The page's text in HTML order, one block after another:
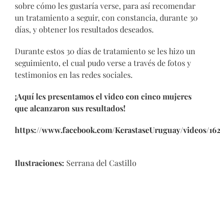
sobre cómo les gustaría verse, para así recomendar
un tratamiento a seguir, con constancia, durante 30
días, y obtener los resultados deseados.
Durante estos 30 días de tratamiento se les hizo un
seguimiento, el cual pudo verse a través de fotos y
testimonios en las redes sociales.
¡Aquí les presentamos el video con cinco mujeres
que alcanzaron sus resultados!
https://www.facebook.com/KerastaseUruguay/videos/
Ilustraciones: Serrana del Castillo